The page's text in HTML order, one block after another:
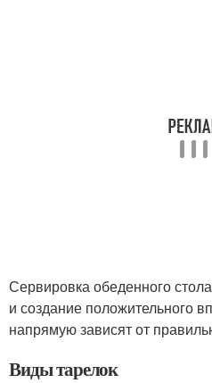
Сервировка обеденного
и создание положительного
напрямую зависят от
Виды тарелок